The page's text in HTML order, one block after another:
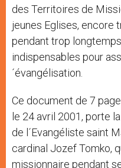
des Territoires de
jeunes Eglises, encore
pendant trop
indispensables pour
´évangélisation.
Ce document de 7
le 24 avril 2001, porte
de l´Evangéliste saint
cardinal Jozef Tomko,
missionnaire pendant